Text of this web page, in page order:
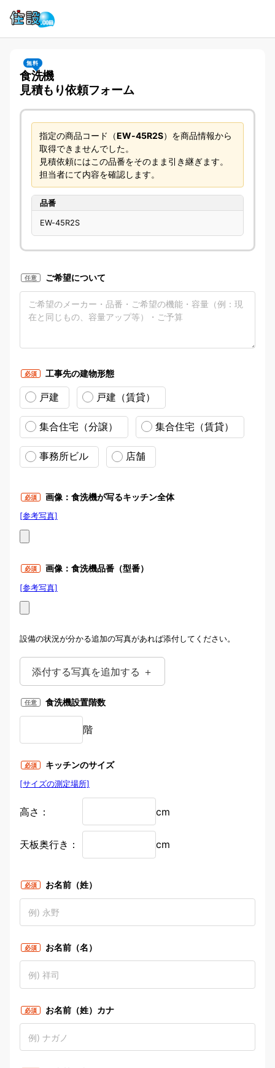
無料
食洗機
見積もり依頼フォーム
指定の商品コード（EW-45R2S）を商品情報から
取得できませんでした。
見積依頼にはこの品番をそのまま引き継ぎます。
担当者にて内容を確認します。
品番
EW-45R2S
任意 ご希望について
必須 工事先の建物形態
戸建 戸建（賃貸）
集合住宅（分譲） 集合住宅（賃貸）
事務所ビル 店舗
必須 画像：食洗機が写るキッチン全体
[参考写真]
必須 画像：食洗機品番（型番）
[参考写真]
設備の状況が分かる追加の写真があれば添付してください。
添付する写真を追加する ＋
任意 食洗機設置階数
階
必須 キッチンのサイズ
[サイズの測定場所]
キッチンのサイズ
高さ： cm
天板奥行き： cm
必須 お名前（姓）
必須 お名前（名）
必須 お名前（姓）カナ